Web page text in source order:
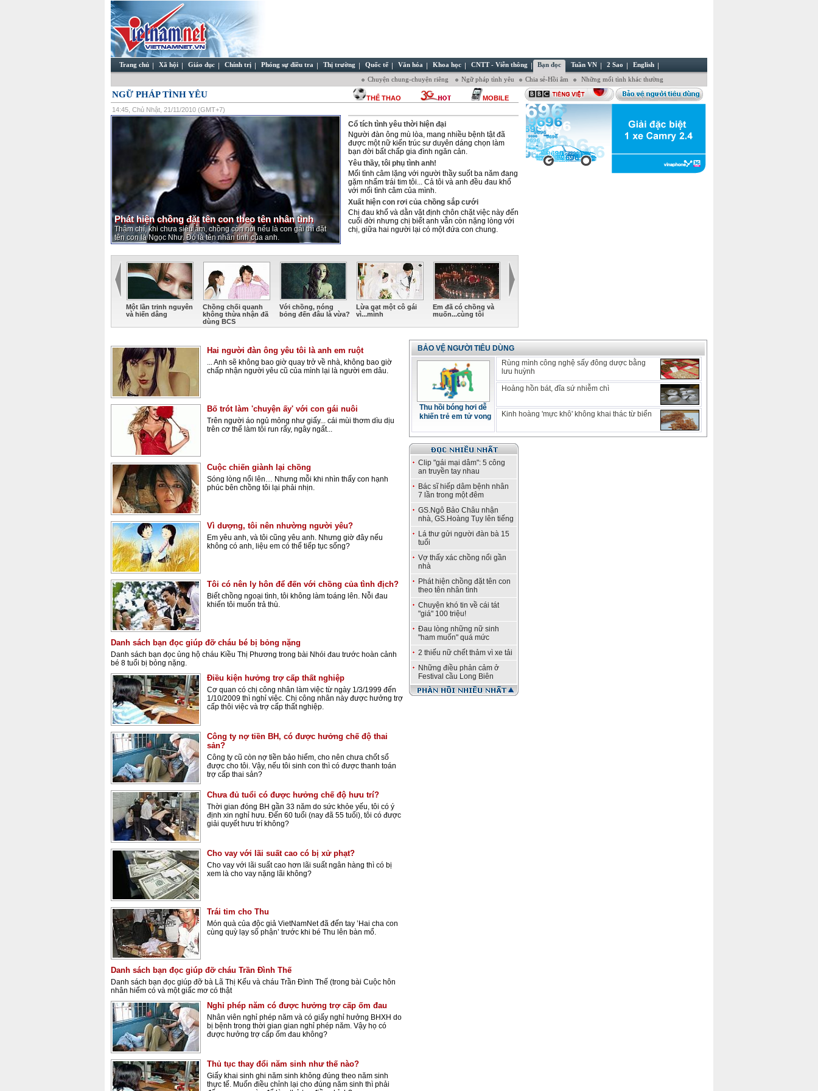
Trang chủ Xã hội Giáo dục Chính trị Phóng sự điều tra Thị trường Quốc tế Văn hóa Khoa học CNTT - Viễn thông Bạn đọc Tuần VN 2 Sao English
Chuyện chung-chuyện riêng Ngữ pháp tình yêu Chia sẻ-Hồi âm Những mối tình khác thường
NGỮ PHÁP TÌNH YÊU THỂ THAO
MOBILE
14:45, Chủ Nhật, 21/11/2010 (GMT+7)
Phát hiện chồng đặt tên con theo tên nhân tình
Thậm chí, khi chưa siêu âm, chồng còn nói nếu là con gái thì đặt
tên con là Ngọc Như. Đó là tên nhân tình của anh.
Cổ tích tình yêu thời hiện đại
Người đàn ông mù lòa, mang nhiều bệnh tật đã
được một nữ kiến trúc sư duyên dáng chọn làm
bạn đời bất chấp gia đình ngăn cản.
Yêu thầy, tôi phụ tình anh!
Mối tình câm lặng với người thầy suốt ba năm đang
gặm nhấm trái tim tôi... Cả tôi và anh đều đau khổ
với mối tình câm của mình.
Xuất hiện con rơi của chồng sắp cưới
Chị đau khổ và dằn vặt định chôn chặt việc này đến
cuối đời nhưng chị biết anh vẫn còn nặng lòng với
chị, giữa hai người lại có một đứa con chung.
Một lần trinh nguyên
và hiến dâng
Chồng chối quanh
không thừa nhận đã
dùng BCS
Với chồng, nóng
bỏng đến đâu là vừa?
Lừa gạt một cô gái
vì...mình
Em đã có chồng và
muốn...cùng tôi
Hai người đàn ông yêu tôi là anh em ruột
... Anh sẽ không bao giờ quay trở về nhà, không bao giờ
chấp nhận người yêu cũ của mình lại là người em dâu.
Bố trót làm 'chuyện ấy' với con gái nuôi
Trên người áo ngủ mỏng như giấy... cái mùi thơm dìu dịu
trên cơ thể làm tôi run rẩy, ngây ngất...
Cuộc chiến giành lại chồng
Sóng lòng nổi lên… Nhưng mỗi khi nhìn thấy con hạnh
phúc bên chồng tôi lại phải nhịn.
Vì dượng, tôi nên nhường người yêu?
Em yêu anh, và tôi cũng yêu anh. Nhưng giờ đây nếu
không có anh, liệu em có thể tiếp tục sống?
Tôi có nên ly hôn để đến với chồng của tình địch?
Biết chồng ngoại tình, tôi không làm toáng lên. Nỗi đau
khiến tôi muốn trả thù.
Danh sách bạn đọc giúp đỡ cháu bé bị bỏng nặng
Danh sách bạn đọc ủng hộ cháu Kiều Thị Phương trong bài Nhói đau trước hoàn cảnh
bé 8 tuổi bị bỏng nặng.
Điều kiện hưởng trợ cấp thất nghiệp
Cơ quan có chị công nhân làm việc từ ngày 1/3/1999 đến
1/10/2009 thì nghỉ việc. Chị công nhân này được hưởng trợ
cấp thôi việc và trợ cấp thất nghiệp.
Công ty nợ tiền BH, có được hưởng chế độ thai
sản?
Công ty cũ còn nợ tiền bảo hiểm, cho nên chưa chốt sổ
được cho tôi. Vậy, nếu tôi sinh con thì có được thanh toán
trợ cấp thai sản?
Chưa đủ tuổi có được hưởng chế độ hưu trí?
Thời gian đóng BH gần 33 năm do sức khỏe yếu, tôi có ý
định xin nghỉ hưu. Đến 60 tuổi (nay đã 55 tuổi), tôi có được
giải quyết hưu trí không?
Cho vay với lãi suất cao có bị xử phạt?
Cho vay với lãi suất cao hơn lãi suất ngân hàng thì có bị
xem là cho vay nặng lãi không?
Trái tim cho Thu
Món quà của độc giả VietNamNet đã đến tay ’Hai cha con
cùng quỳ lạy số phận’ trước khi bé Thu lên bàn mổ.
Danh sách bạn đọc giúp đỡ cháu Trần Đình Thế
Danh sách bạn đọc giúp đỡ bà Lã Thị Kếu và cháu Trần Đình Thế (trong bài Cuộc hôn
nhân hiếm có và một giấc mơ có thật
Nghỉ phép năm có được hưởng trợ cấp ốm đau
Nhân viên nghỉ phép năm và có giấy nghỉ hưởng BHXH do
bị bệnh trong thời gian gian nghỉ phép năm. Vậy họ có
được hưởng trợ cấp ốm đau không?
Thủ tục thay đổi năm sinh như thế nào?
Giấy khai sinh ghi năm sinh không đúng theo năm sinh
thực tế. Muốn điều chỉnh lại cho đúng năm sinh thì phải
BẢO VỆ NGƯỜI TIÊU DÙNG
Thu hồi bóng hơi dễ
khiến trẻ em tử vong
Rùng mình công nghệ sấy đông dược bằng
lưu huỳnh
Hoảng hồn bát, đĩa sứ nhiễm chì
Kinh hoàng 'mực khô' không khai thác từ biển
Clip "gái mại dâm": 5 công
an truyền tay nhau
Bác sĩ hiếp dâm bệnh nhân
7 lần trong một đêm
GS.Ngô Bảo Châu nhận
nhà, GS.Hoàng Tụy lên tiếng
Lá thư gửi người đàn bà 15
tuổi
Vợ thấy xác chồng nổi gần
nhà
Phát hiện chồng đặt tên con
theo tên nhân tình
Chuyện khó tin về cái tát
"giá" 100 triệu!
Đau lòng những nữ sinh
"ham muốn" quá mức
2 thiếu nữ chết thảm vì xe tải
Những điều phản cảm ở
Festival cầu Long Biên